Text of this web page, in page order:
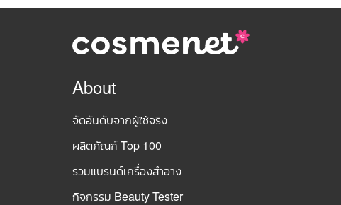
About
จัดอันดับจากผู้ใช้จริง
ผลิตภัณฑ์ Top 100
รวมแบรนด์เครื่องสำอาง
กิจกรรม Beauty Tester